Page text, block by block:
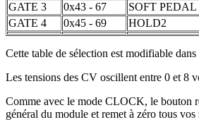
GATE 3
0x43 - 67
SOFT PEDAL
GATE 4
0x45 - 69 HOLD2
Cette table de sélection est modifiable
Les tensions des CV oscillent entre 0 et 8
Comme avec le mode CLOCK, le bouton
général du module et remet à zéro tous vos